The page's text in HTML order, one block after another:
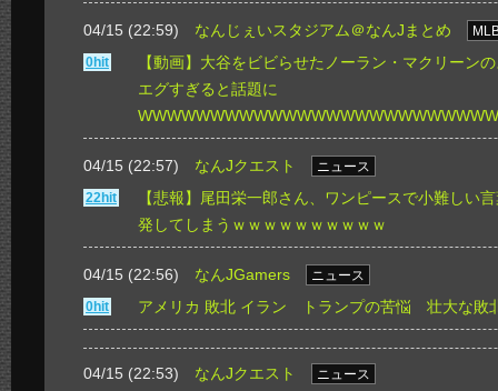
04/15 (22:59) なんじぇいスタジアム＠なんJまとめ
0hit
【動画】大谷をビビらせたノーラン・マクリーン
エグすぎると話題に
04/15 (22:57) なんJクエスト
ニュース
22hit
【悲報】尾田栄一郎さん、ワンピースで小難しい
発してしまうｗｗｗｗｗｗｗｗｗｗ
04/15 (22:56) なんJGamers
ニュース
0hit
アメリカ 敗北 イラン トランプの苦悩 壮大な敗
04/15 (22:53) なんJクエスト
ニュース